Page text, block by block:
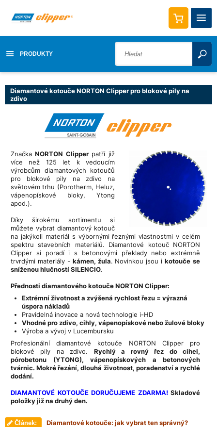
PRODUKTY
Diamantové kotouče NORTON Clipper pro blokové pily na
zdivo
Značka NORTON Clipperpatří již
více než 125 let k vedoucím
výrobcům diamantových kotoučů
pro blokové pily na zdivo na
světovém trhu (Porotherm, Heluz,
vápenopískové bloky, Ytong
apod.).
Díky širokému sortimentu si
můžete vybrat diamantový kotouč
na jakýkoli materiál s výbornými řeznými vlastnostmi v celém
spektru stavebních materiálů. Diamantové kotouč NORTON
Clipper si poradí i s betonovými překlady nebo extrémně
trvrdými materiály - kámen, žula. Novinkou jsou ikotouče se
sníženou hlučností SILENCIO.
Přednosti diamantového kotouče NORTON Clipper:
Extrémní životnost a zvýšená rychlost řezu = výrazná
úspora nákladů
Pravidelná inovace a nová technologie i-HD
Vhodné pro zdivo, cihly, vápenopískové nebo žulové bloky
Výroba a vývoj v Lucembursku
Profesionální diamantové kotouče NORTON Clipper pro
blokové pily na zdivo. Rychlý a rovný řez do cihel,
pórobetonu (YTONG), vápenopískových a betonových
tvárnic. Mokré řezání, dlouhá životnost, poradenství a rychlé
dodání.
DIAMANTOVÉ KOTOUČE DORUČUJEME ZDARMA! Skladové
položky již na druhý den.
Článek: Diamantové kotouče: jak vybrat ten správný?